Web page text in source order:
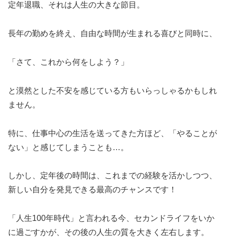
定年退職、それは人生の大きな節目。
長年の勤めを終え、自由な時間が生まれる喜びと同時に、
「さて、これから何をしよう？」
と漠然とした不安を感じている方もいらっしゃるかもしれ
ません。
特に、仕事中心の生活を送ってきた方ほど、「やることが
ない」と感じてしまうことも…。
しかし、定年後の時間は、これまでの経験を活かしつつ、
新しい自分を発見できる最高のチャンスです！
「人生100年時代」と言われる今、セカンドライフをいか
に過ごすかが、その後の人生の質を大きく左右します。